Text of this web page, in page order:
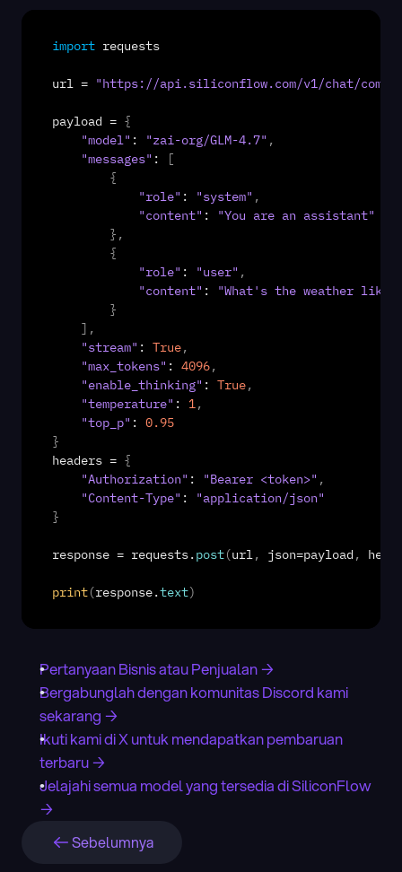
import requests
url = "https://api.siliconflow.com/v1/chat/
payload = {
"model" : "zai-org/GLM-4.7" ,
"messages" :
[
{
"role" : "system" ,
"content" :
"You are an assistant"
} ,
{
"role" : "user" ,
"content" :
"What's the weather like
}
] ,
"stream" : True,
"max_tokens" : 4096,
"enable_thinking" : True,
"temperature" : 1,
"top_p" : 0.95
}
headers = {
"Authorization" : "Bearer <token>" ,
"Content-Type" :
"application/json"
}
response = requests.post(url, json=payload ,
print(response.text)
Pertanyaan Bisnis atau Penjualan →
Bergabunglah dengan komunitas Discord kami
sekarang →
Ikuti kami di X untuk mendapatkan pembaruan
terbaru →
Jelajahi semua model yang tersedia di SiliconFlow
→
Sebelumnya